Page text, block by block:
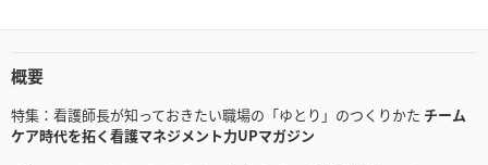
概要
特集：看護師長が知っておきたい職場の「ゆとり」のつくりかた チーム
ケア時代を拓く看護マネジメント力UPマガジン